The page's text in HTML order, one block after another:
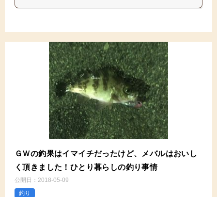
ＧＷの釣果はイマイチだったけど、メバルはおいし
く頂きました！ひとり暮らしの釣り事情
公開日： 2018-05-09
釣り